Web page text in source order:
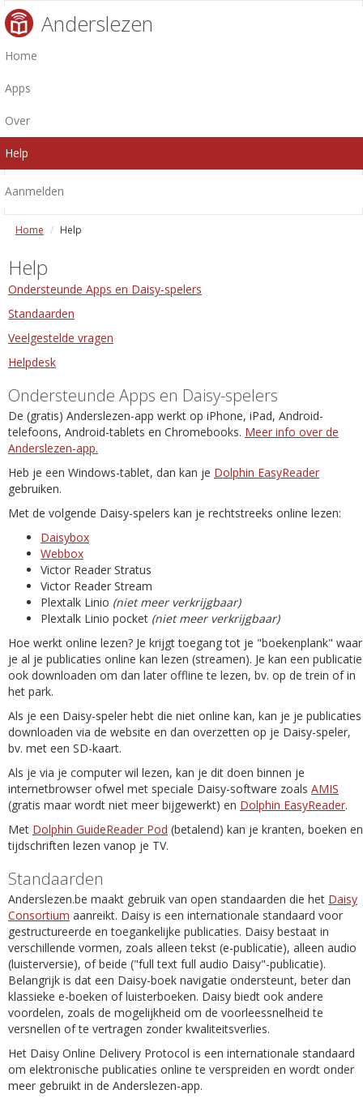
Anderslezen
Home
Apps
Over
Help
Aanmelden
Home Help
Help
Ondersteunde Apps en Daisy-spelers
Standaarden
Veelgestelde vragen
Helpdesk
Ondersteunde Apps en Daisy-spelers
De (gratis) Anderslezen-app werkt op iPhone, iPad, Android-
telefoons, Android-tablets en Chromebooks. Meer info over de
Anderslezen-app.
Heb je een Windows-tablet, dan kan je Dolphin EasyReader
gebruiken.
Met de volgende Daisy-spelers kan je rechtstreeks online lezen:
Daisybox
Webbox
Victor Reader Stratus
Victor Reader Stream
Plextalk Linio (niet meer verkrijgbaar)
Plextalk Linio pocket (niet meer verkrijgbaar)
Hoe werkt online lezen? Je krijgt toegang tot je "boekenplank" waar
je al je publicaties online kan lezen (streamen). Je kan een publicatie
ook downloaden om dan later offline te lezen, bv. op de trein of in
het park.
Als je een Daisy-speler hebt die niet online kan, kan je je publicaties
downloaden via de website en dan overzetten op je Daisy-speler,
bv. met een SD-kaart.
Als je via je computer wil lezen, kan je dit doen binnen je
internetbrowser ofwel met speciale Daisy-software zoals AMIS
(gratis maar wordt niet meer bijgewerkt) en Dolphin EasyReader.
Met Dolphin GuideReader Pod (betalend) kan je kranten, boeken en
tijdschriften lezen vanop je TV.
Standaarden
Anderslezen.be maakt gebruik van open standaarden die het Daisy
Consortium aanreikt. Daisy is een internationale standaard voor
gestructureerde en toegankelijke publicaties. Daisy bestaat in
verschillende vormen, zoals alleen tekst (e-publicatie), alleen audio
(luisterversie), of beide ("full text full audio Daisy"-publicatie).
Belangrijk is dat een Daisy-boek navigatie ondersteunt, beter dan
klassieke e-boeken of luisterboeken. Daisy biedt ook andere
voordelen, zoals de mogelijkheid om de voorleessnelheid te
versnellen of te vertragen zonder kwaliteitsverlies.
Het Daisy Online Delivery Protocol is een internationale standaard
om elektronische publicaties online te verspreiden en wordt onder
meer gebruikt in de Anderslezen-app.